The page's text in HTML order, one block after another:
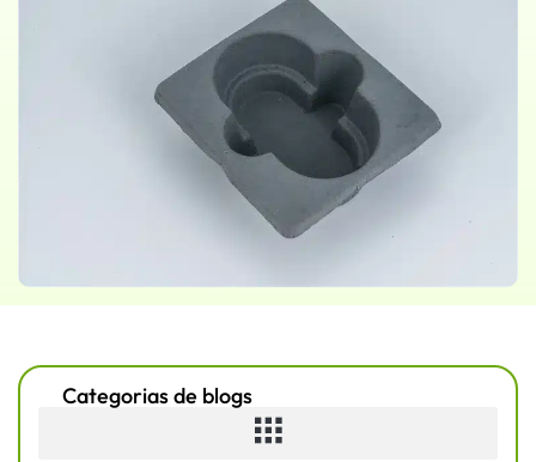
Categorias de blogs